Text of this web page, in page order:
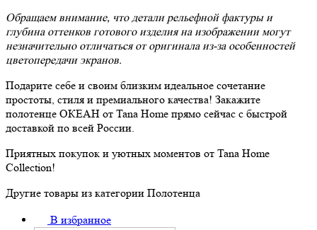
Обращаем внимание, что детали рельефной фактуры и
глубина оттенков готового изделия на изображении могут
незначительно отличаться от оригинала из-за особенностей
цветопередачи экранов.
Подарите себе и своим близким идеальное сочетание
простоты, стиля и премиального качества! Закажите
полотенце ОКЕАН от Tana Home прямо сейчас с быстрой
доставкой по всей России.
Приятных покупок и уютных моментов от Tana Home
Collection!
Другие товары из категории Полотенца
В избранное